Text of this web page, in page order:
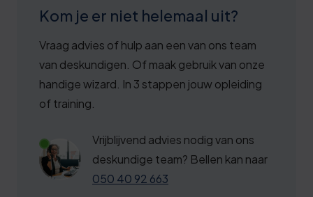
Kom je er niet helemaal uit?
Vraag advies of hulp aan een van ons team
van deskundigen. Of maak gebruik van onze
handige wizard. In 3 stappen jouw opleiding
of training.
Vrijblijvend advies nodig van ons
deskundige team? Bellen kan naar
050 40 92 663
3
3
4
5
6
6
7
3
8
3
9
9
4